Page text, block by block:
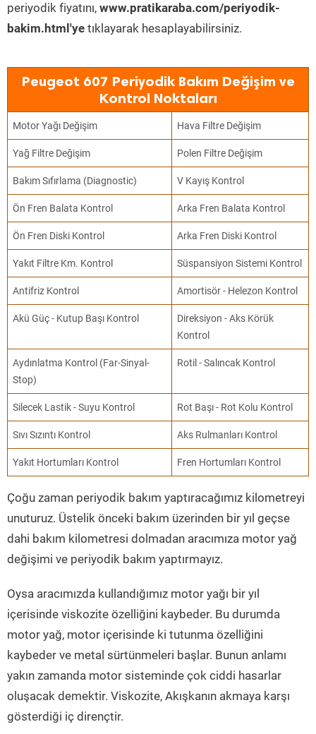
periyodik fiyatını, www.pratikaraba.com/periyodik-
bakim.html'ye tıklayarak hesaplayabilirsiniz.
Peugeot 607 Periyodik Bakım Değişim ve
Kontrol Noktaları
Motor Yağı Değişim Hava Filtre Değişim
Yağ Filtre Değişim Polen Filtre Değişim
Bakım Sıfırlama (Diagnostic) V Kayış Kontrol
Ön Fren Balata Kontrol Arka Fren Balata Kontrol
Ön Fren Diski Kontrol Arka Fren Diski Kontrol
Yakıt Filtre Km. Kontrol Süspansiyon Sistemi Kontrol
Antifriz Kontrol Amortisör - Helezon Kontrol
Akü Güç - Kutup Başı Kontrol
Direksiyon - Aks Körük
Kontrol
Aydınlatma Kontrol (Far-Sinyal-
Stop)
Rotil - Salıncak Kontrol
Silecek Lastik - Suyu Kontrol Rot Başı - Rot Kolu Kontrol
Sıvı Sızıntı Kontrol Aks Rulmanları Kontrol
Yakıt Hortumları Kontrol Fren Hortumları Kontrol
Çoğu zaman periyodik bakım yaptıracağımız kilometreyi
unuturuz. Üstelik önceki bakım üzerinden bir yıl geçse
dahi bakım kilometresi dolmadan aracımıza motor yağ
değişimi ve periyodik bakım yaptırmayız.
Oysa aracımızda kullandığımız motor yağı bir yıl
içerisinde viskozite özelliğini kaybeder. Bu durumda
motor yağ, motor içerisinde ki tutunma özelliğini
kaybeder ve metal sürtünmeleri başlar. Bunun anlamı
yakın zamanda motor sisteminde çok ciddi hasarlar
oluşacak demektir. Viskozite, Akışkanın akmaya karşı
gösterdiği iç dirençtir.